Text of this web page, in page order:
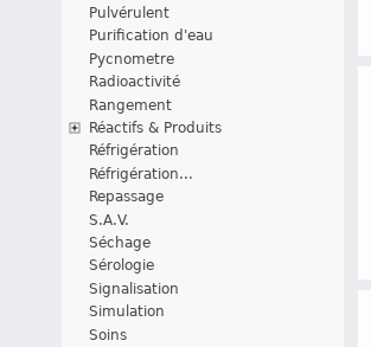
Pulvérulent
Purification d'eau
Pycnometre
Radioactivité
Rangement
Réactifs & Produits
Réfrigération
Réfrigération...
Repassage
S.A.V.
Séchage
Sérologie
Signalisation
Simulation
Soins